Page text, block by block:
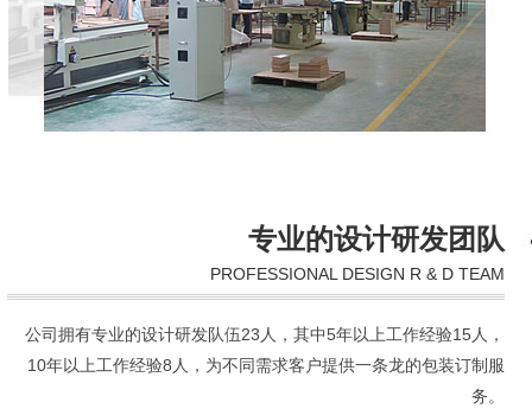
专业的设计研发团队
PROFESSIONAL DESIGN R & D TEAM
公司拥有专业的设计研发队伍23人，其中5年以上工作经验15人，
10年以上工作经验8人，为不同需求客户提供一条龙的包装订制服
务。